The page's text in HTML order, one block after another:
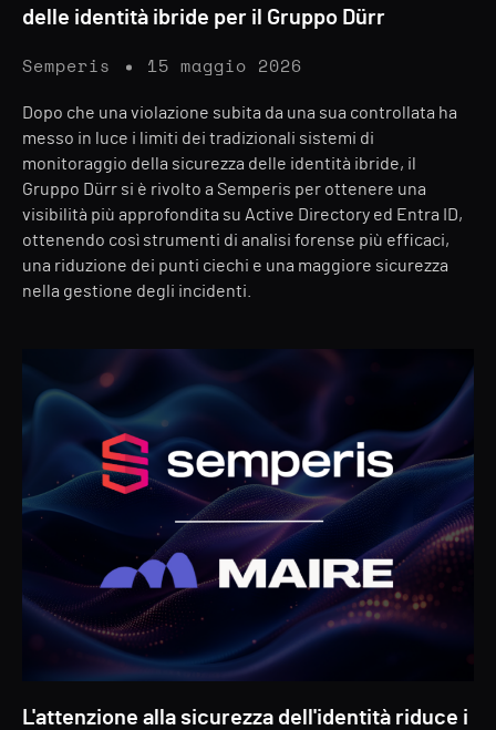
delle identità ibride per il Gruppo Dürr
Semperis 15 maggio 2026
Dopo che una violazione subita da una sua controllata ha
messo in luce i limiti dei tradizionali sistemi di
monitoraggio della sicurezza delle identità ibride, il
Gruppo Dürr si è rivolto a Semperis per ottenere una
visibilità più approfondita su Active Directory ed Entra ID,
ottenendo così strumenti di analisi forense più efficaci,
una riduzione dei punti ciechi e una maggiore sicurezza
nella gestione degli incidenti.
L'attenzione alla sicurezza dell'identità riduce i